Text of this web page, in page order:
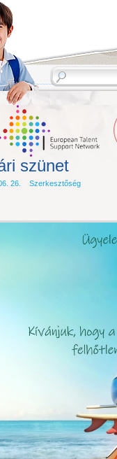
szünet
26. Szerkesztőség